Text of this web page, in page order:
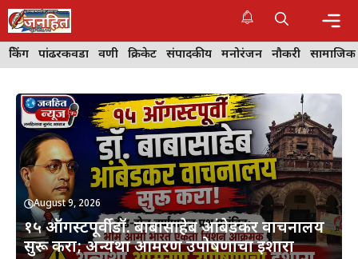
Skip
to
content
ब्रेकिंग पांढरकवडा वणी क्रिकेट संपादकीय मनोरंजन नौकरी सामाजिक
August 9, 2026
१५ ऑगस्टपूर्वी डॉ. बाबासाहेब आंबेडकर वाचनालय
सुरू करा; अन्यथा आमरण उपोषणाचा इशारा